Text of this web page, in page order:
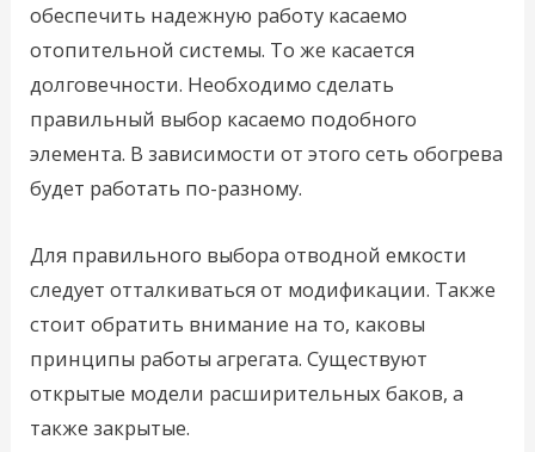
обеспечить надежную работу касаемо
отопительной системы. То же касается
долговечности. Необходимо сделать
правильный выбор касаемо подобного
элемента. В зависимости от этого сеть обогрева
будет работать по-разному.
Для правильного выбора отводной емкости
следует отталкиваться от модификации. Также
стоит обратить внимание на то, каковы
принципы работы агрегата. Существуют
открытые модели расширительных баков, а
также закрытые.